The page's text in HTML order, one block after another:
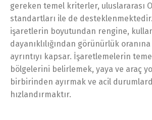
gereken temel kriterler, uluslararası
standartları ile de
işaretlerin boyutundan rengine,
dayanıklılığından görünürlük
ayrıntıyı kapsar. İşaretlemelerin
bölgelerini belirlemek, yaya ve araç
birbirinden ayırmak ve acil
hızlandırmaktır.